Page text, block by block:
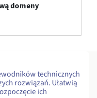
domeny
technicznych
rozwiązań. Ułatwią
ich